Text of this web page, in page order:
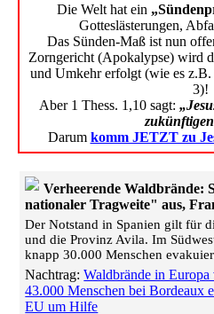
Die Welt hat ein
Gotteslästerungen,
Das Sünden-Maß ist nun
Zorngericht (Apokalypse) wird
und Umkehr erfolgt (wie es
3)!
Aber 1 Thess. 1,10 sagt:
Darum komm JETZT zu
Verheerende Waldbrände:
nationaler Tragweite" aus,
Der Notstand in Spanien gilt für
und die Provinz Avila. Im
knapp 30.000 Menschen
Nachtrag:Waldbrände in
43.000 Menschen bei Bordeaux
EU um Hilfe